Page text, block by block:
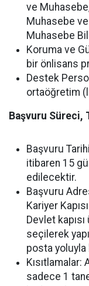
ve
Muhasebe
Muhasebe
Koruma ve
bir önlisans
Destek
ortaöğretim
Başvuru Süreci,
Başvuru
itibaren 15
edilecektir.
Başvuru
Kariyer
Devlet
seçilerek
posta
Kısıtlamalar:
sadece 1